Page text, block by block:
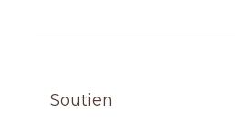
Soutien